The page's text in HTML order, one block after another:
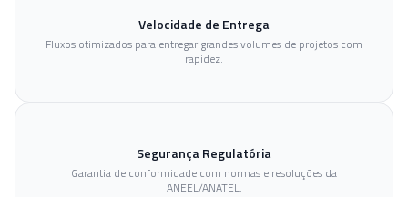
Velocidade de Entrega
Fluxos otimizados para entregar grandes volumes de projetos com
rapidez.
Segurança Regulatória
Garantia de conformidade com normas e resoluções da
ANEEL/ANATEL.